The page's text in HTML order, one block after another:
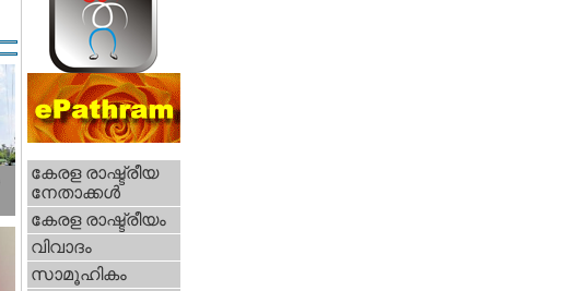
കേരള രാഷ്ട്രീയ
നേതാക്കള്‍
കേരള രാഷ്ട്രീയം
വിവാദം
സാമൂഹികം